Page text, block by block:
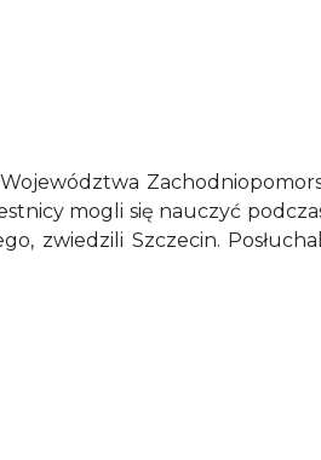
mogli się nauczyć
zwiedzili Szczecin.